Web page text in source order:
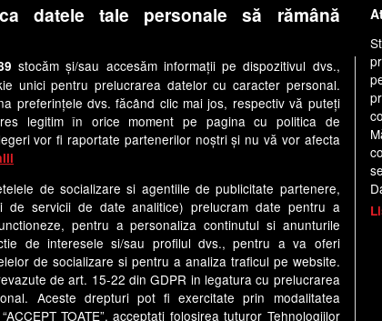
Termeni si conditii Cod deontologic Antena
Politica de confidentialitate Anunturi gratuite pe
observatornews.ro
spynews.ro useit.ro
Acest site este creat si
datele tale personale să rămână
stocăm și/sau accesăm informații pe dispozitivul dvs.,
unici pentru prelucrarea datelor cu caracter personal.
preferințele dvs. făcând clic mai jos, respectiv vă puteți
legitim în orice moment pe pagina cu politica de
vor fi raportate partenerilor noștri și nu vă vor afecta
de socializare si agentiile de publicitate partenere,
de servicii de date analitice) prelucram date pentru a
pentru a personaliza continutul si anunturile
de interesele si/sau profilul dvs., pentru a va oferi
de socializare si pentru a analiza traficul pe website.
de art. 15-22 din GDPR in legatura cu prelucrarea
Aceste drepturi pot fi exercitate prin modalitatea
TOATE”, acceptati folosirea tuturor Tehnologiilor